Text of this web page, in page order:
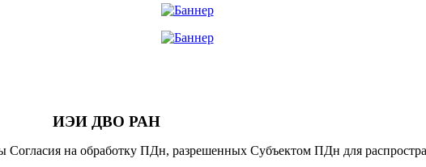
ИЭИ ДВО РАН
на обработку ПДн, разрешенных Субъектом ПДн для